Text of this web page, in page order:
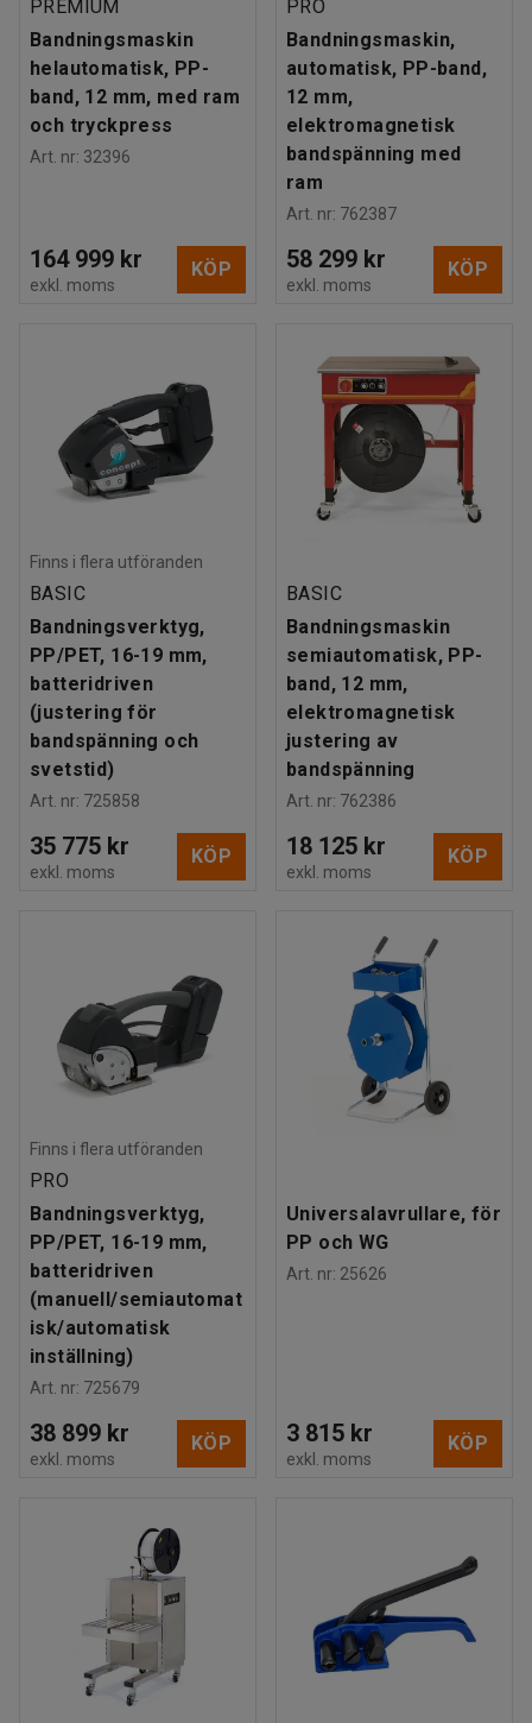
PREMIUM
Bandningsmaskin
helautomatisk, PP-
band, 12 mm, med ram
och tryckpress
Art. nr: 32396
164 999 kr
exkl. moms
KÖP
PRO
Bandningsmaskin,
automatisk, PP-band,
12 mm,
elektromagnetisk
bandspänning med
ram
Art. nr: 762387
58 299 kr
exkl. moms
KÖP
Finns i flera utföranden
BASIC
Bandningsverktyg,
PP/PET, 16-19 mm,
batteridriven
(justering för
bandspänning och
svetstid)
Art. nr: 725858
35 775 kr
exkl. moms
KÖP
BASIC
Bandningsmaskin
semiautomatisk, PP-
band, 12 mm,
elektromagnetisk
justering av
bandspänning
Art. nr: 762386
18 125 kr
exkl. moms
KÖP
Finns i flera utföranden
PRO
Bandningsverktyg,
PP/PET, 16-19 mm,
batteridriven
(manuell/semiautomat
isk/automatisk
inställning)
Art. nr: 725679
38 899 kr
exkl. moms
KÖP
Universalavrullare, för
PP och WG
Art. nr: 25626
3 815 kr
exkl. moms
KÖP